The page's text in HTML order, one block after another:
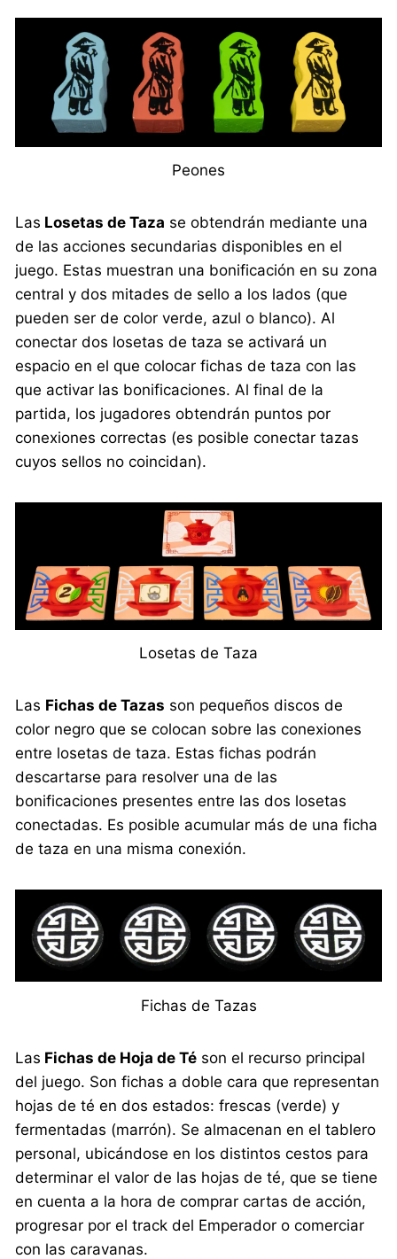
Peones
Las Losetas de Taza se obtendrán mediante una
de las acciones secundarias disponibles en el
juego. Estas muestran una bonificación en su zona
central y dos mitades de sello a los lados (que
pueden ser de color verde, azul o blanco). Al
conectar dos losetas de taza se activará un
espacio en el que colocar fichas de taza con las
que activar las bonificaciones. Al final de la
partida, los jugadores obtendrán puntos por
conexiones correctas (es posible conectar tazas
cuyos sellos no coincidan).
Losetas de Taza
Las Fichas de Tazas son pequeños discos de
color negro que se colocan sobre las conexiones
entre losetas de taza. Estas fichas podrán
descartarse para resolver una de las
bonificaciones presentes entre las dos losetas
conectadas. Es posible acumular más de una ficha
de taza en una misma conexión.
Fichas de Tazas
Las Fichas de Hoja de Té son el recurso principal
del juego. Son fichas a doble cara que representan
hojas de té en dos estados: frescas (verde) y
fermentadas (marrón). Se almacenan en el tablero
personal, ubicándose en los distintos cestos para
determinar el valor de las hojas de té, que se tiene
en cuenta a la hora de comprar cartas de acción,
progresar por el track del Emperador o comerciar
con las caravanas.